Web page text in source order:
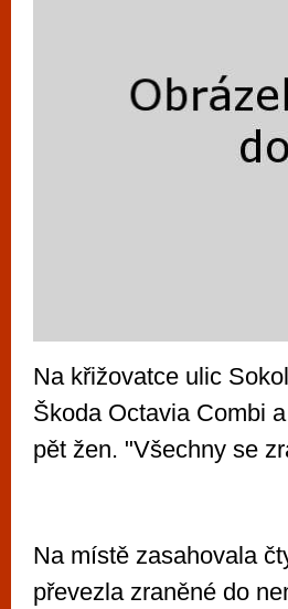
Na křižovatce ulic
Škoda Octavia Combi
pět žen. "Všechny se
Na místě zasahovala
převezla zraněné do